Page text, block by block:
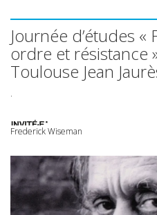
Journée d’études
ordre et résistance
Toulouse Jean
.
Frederick Wiseman